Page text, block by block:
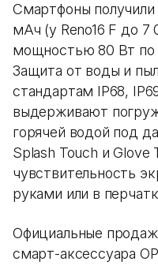
Смартфоны
мАч (у Reno16 F до
мощностью 80 Вт по
Защита от воды и
стандартам IP68,
выдерживают
горячей водой под
Splash Touch и Glove
чувствительность
руками или в
Официальные
смарт-аксессуара